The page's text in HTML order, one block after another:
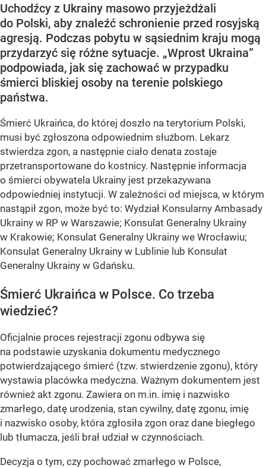
Uchodźcy z Ukrainy masowo przyjeżdżali
do Polski, aby znaleźć schronienie przed rosyjską
agresją. Podczas pobytu w sąsiednim kraju mogą
przydarzyć się różne sytuacje. „Wprost Ukraina”
podpowiada, jak się zachować w przypadku
śmierci bliskiej osoby na terenie polskiego
państwa.
Śmierć Ukraińca, do której doszło na terytorium Polski,
musi być zgłoszona odpowiednim służbom. Lekarz
stwierdza zgon, a następnie ciało denata zostaje
przetransportowane do kostnicy. Następnie informacja
o śmierci obywatela Ukrainy jest przekazywana
odpowiedniej instytucji. W zależności od miejsca, w którym
nastąpił zgon, może być to: Wydział Konsularny Ambasady
Ukrainy w RP w Warszawie; Konsulat Generalny Ukrainy
w Krakowie; Konsulat Generalny Ukrainy we Wrocławiu;
Konsulat Generalny Ukrainy w Lublinie lub Konsulat
Generalny Ukrainy w Gdańsku.
Śmierć Ukraińca w Polsce. Co trzeba
wiedzieć?
Oficjalnie proces rejestracji zgonu odbywa się
na podstawie uzyskania dokumentu medycznego
potwierdzającego śmierć (tzw. stwierdzenie zgonu), który
wystawia placówka medyczna. Ważnym dokumentem jest
również akt zgonu. Zawiera on m.in. imię i nazwisko
zmarłego, datę urodzenia, stan cywilny, datę zgonu, imię
i nazwisko osoby, która zgłosiła zgon oraz dane biegłego
lub tłumacza, jeśli brał udział w czynnościach.
Decyzja o tym, czy pochować zmarłego w Polsce,